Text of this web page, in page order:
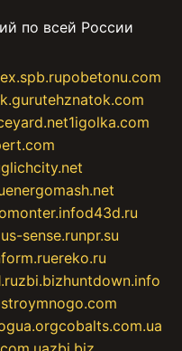
по всей России
pobetonu.com
tehznatok.com
1igolka.com
energomash.net
d43d.ru
sense.runpr.su
ereko.ru
zbi.bizhuntdown.info
stroymnogo.com
cobalts.com.ua